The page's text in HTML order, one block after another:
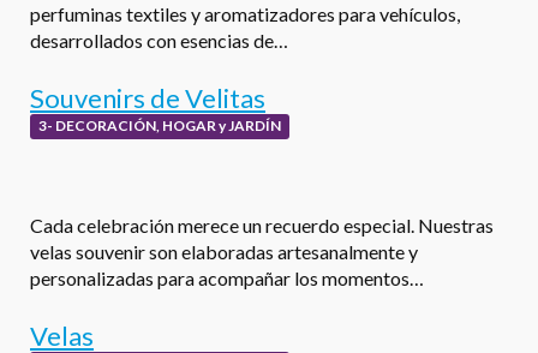
perfuminas textiles y aromatizadores para vehículos,
desarrollados con esencias de…
Souvenirs de Velitas
3- DECORACIÓN, HOGAR y JARDÍN
Cada celebración merece un recuerdo especial. Nuestras
velas souvenir son elaboradas artesanalmente y
personalizadas para acompañar los momentos…
Velas